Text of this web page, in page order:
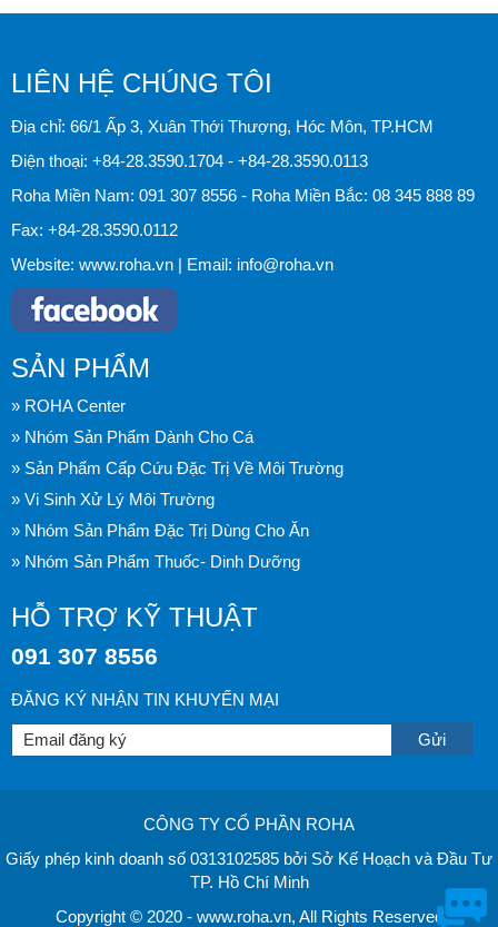
LIÊN HỆ CHÚNG TÔI
Địa chỉ: 66/1 Ấp 3, Xuân Thới Thượng, Hóc Môn, TP.HCM
Điện thoại: +84-28.3590.1704 - +84-28.3590.0113
Roha Miền Nam: 091 307 8556 - Roha Miền Bắc: 08 345 888 89
Fax: +84-28.3590.0112
Website: www.roha.vn | Email: info@roha.vn
SẢN PHẨM
» ROHA Center
» Nhóm Sản Phẩm Dành Cho Cá
» Sản Phẩm Cấp Cứu Đặc Trị Về Môi Trường
» Vi Sinh Xử Lý Môi Trường
» Nhóm Sản Phẩm Đặc Trị Dùng Cho Ăn
» Nhóm Sản Phẩm Thuốc- Dinh Dưỡng
HỖ TRỢ KỸ THUẬT
091 307 8556
ĐĂNG KÝ NHẬN TIN KHUYẾN MẠI
CÔNG TY CỔ PHẦN ROHA
Giấy phép kinh doanh số 0313102585 bởi Sở Kế Hoạch và Đầu Tư
TP. Hồ Chí Minh
Copyright © 2020 - www.roha.vn, All Rights Reserved